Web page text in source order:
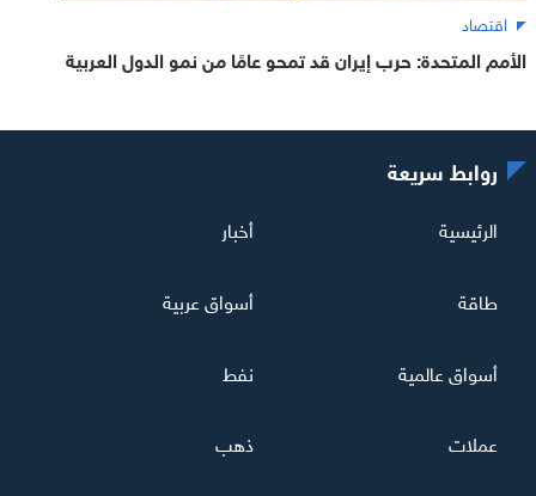
اقتصاد
الأمم المتحدة: حرب إيران قد تمحو عامًا من نمو الدول العربية
روابط سريعة
الرئيسية أخبار
طاقة أسواق عربية
أسواق عالمية نفط
عملات ذهب